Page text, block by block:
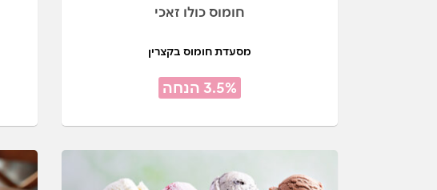
חומוס כולו זאכי
מסעדת חומוס בקצרין
3.5% הנחה